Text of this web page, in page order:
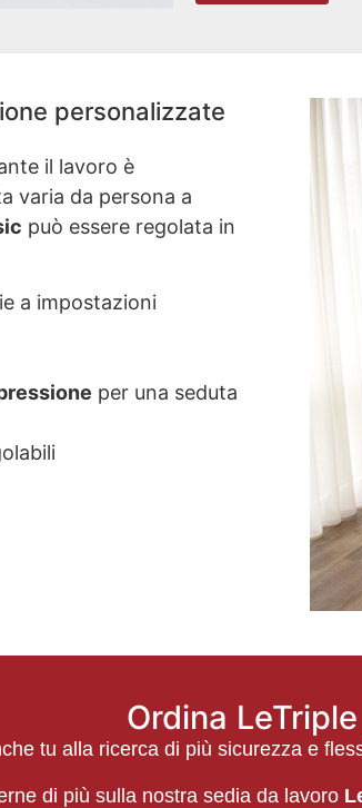
personalizzate
il lavoro è
varia da persona a
può essere regolata in
a impostazioni
per una seduta
Ordina
tu alla ricerca di più sicurezza e
di più sulla nostra sedia da lavoro